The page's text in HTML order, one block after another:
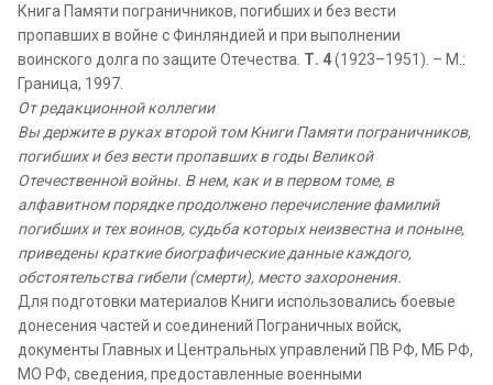
Книга Памяти пограничников, погибших и без вести
пропавших в войне с Финляндией и при выполнении
воинского долга по защите Отечества. Т. 4(1923–1951). – М.:
Граница, 1997.
От редакционной коллегии
Вы держите в руках второй том Книги Памяти пограничников,
погибших и без вести пропавших в годы Великой
Отечественной войны. В нем, как и в первом томе, в
алфавитном порядке продолжено перечисление фамилий
погибших и тех воинов, судьба которых неизвестна и поныне,
приведены краткие биографические данные каждого,
обстоятельства гибели (смерти), место захоронения.
Для подготовки материалов Книги использовались боевые
донесения частей и соединений Пограничных войск,
документы Главных и Центральных управлений ПВ РФ, МБ РФ,
МО РФ, сведения, предоставленные военными